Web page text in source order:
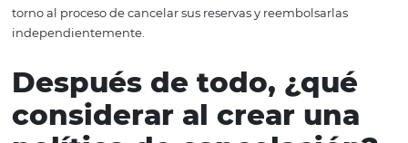
Manual de Buenas Practicas:
una pandemia.